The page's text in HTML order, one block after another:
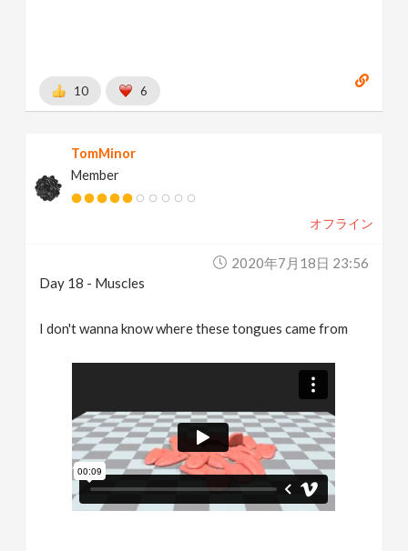
10 6
TomMinor
Member
オフライン
2020年7月18日 23:56
Day 18 - Muscles
I don't wanna know where these tongues came from